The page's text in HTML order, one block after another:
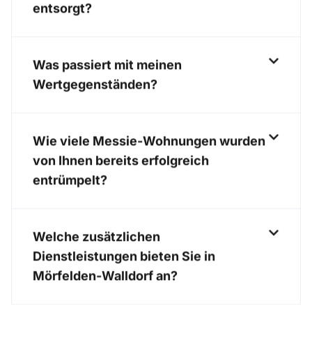
entsorgt?
Was passiert mit meinen
Wertgegenständen?
Wie viele Messie-Wohnungen wurden
von Ihnen bereits erfolgreich
entrümpelt?
Welche zusätzlichen
Dienstleistungen bieten Sie in
Mörfelden-Walldorf an?